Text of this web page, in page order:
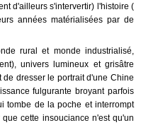
d'ailleurs s'intervertir) l'histoire (
années matérialisées par de
rural et monde industrialisé,
univers lumineux et grisâtre
dresser le portrait d'une Chine
fulgurante broyant parfois
tombe de la poche et interrompt
cette insouciance n'est qu'un